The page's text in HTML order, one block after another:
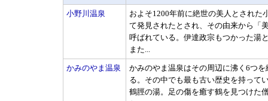
小野川温泉
およそ1200年前に絶世の美人とされた
て発見されたとされ、その由来から「
呼ばれている。伊達政宗もつかった湯
また...
かみのやま温泉
かみのやま温泉はその周辺に沸く6つ
る。その中でも最も古い歴史を持って
鶴脛の湯。足の傷を癒す鶴を見つけた